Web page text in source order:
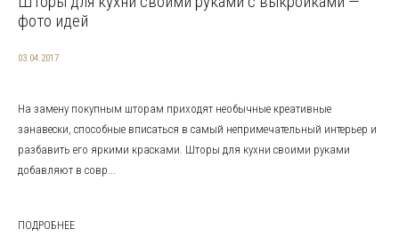
фото идей
03.04.2017
На замену покупным шторам приходят необычные креативные
занавески, способные вписаться в самый непримечательный интерьер и
разбавить его яркими красками. Шторы для кухни своими руками
добавляют в совр...
ПОДРОБНЕЕ